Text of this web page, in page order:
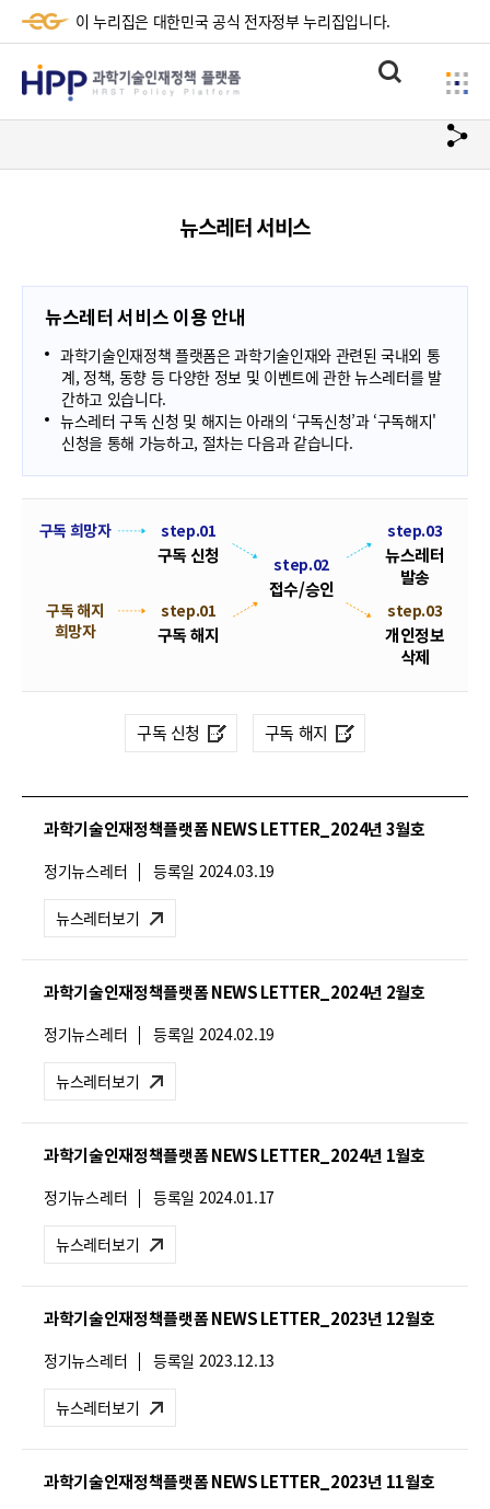
이 누리집은 대한민국 공식 전자정부 누리집입니다.
HPP
과
정
플
폼
HRST
Platform
통
합
색
사
이
메
url
복
뉴스레터 서비스
뉴스레터 서비스 이용 안내
과학기술인재정책 플랫폼은 과학기술인재와 관련된 국내외 통
계, 정책, 동향 등 다양한 정보 및 이벤트에 관한 뉴스레터를 발
간하고 있습니다.
뉴스레터 구독 신청 및 해지는 아래의 ‘구독신청’과 ‘구독해지'
신청을 통해 가능하고, 절차는 다음과 같습니다.
뉴
터
신
절
차
구독 희망자 step.01
구독 신청 step.02
접수/승인
step.03
뉴스레터
발송
구독 해지
희망자
step.01
구독 해지
.
0
2
인
step.03
개인정보
삭제
구독 신청 구독 해지
과학기술인재정책플랫폼 NEWS LETTER_2024년 3월호
뉴
레
터
유
형
:
정기뉴스레터 등록일 2024.03.19
뉴스레터보기
과학기술인재정책플랫폼 NEWS LETTER_2024년 2월호
뉴
레
터
유
형
:
정기뉴스레터 등록일 2024.02.19
뉴스레터보기
과학기술인재정책플랫폼 NEWS LETTER_2024년 1월호
뉴
레
터
유
형
:
정기뉴스레터 등록일 2024.01.17
뉴스레터보기
과학기술인재정책플랫폼 NEWS LETTER_2023년 12월호
뉴
레
터
유
형
:
정기뉴스레터 등록일 2023.12.13
뉴스레터보기
과학기술인재정책플랫폼 NEWS LETTER_2023년 11월호